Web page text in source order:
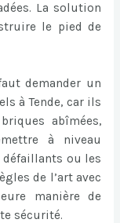
La solution
le pied de
demander un
à Tende, car ils
abîmées,
à niveau
défaillants ou les
de l’art avec
manière de
sécurité.